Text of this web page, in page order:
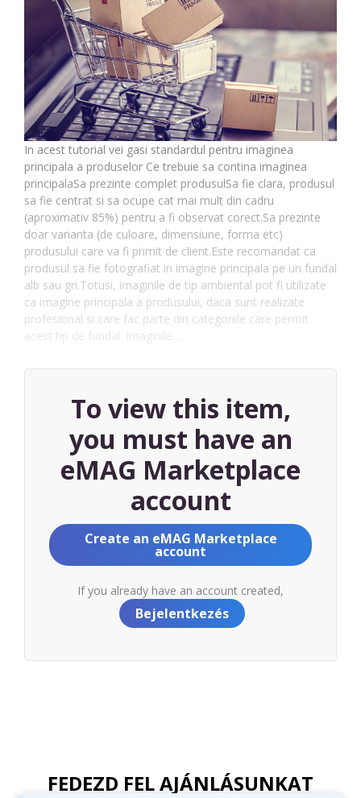
In acest tutorial vei gasi standardul pentru imaginea
principala a produselor Ce trebuie sa contina imaginea
principalaSa prezinte complet produsulSa fie clara, produsul
sa fie centrat si sa ocupe cat mai mult din cadru
(aproximativ 85%) pentru a fi observat corect.Sa prezinte
doar varianta (de culoare, dimensiune, forma etc)
produsului care va fi primit de client.Este recomandat ca
produsul sa fie fotografiat in imagine principala pe un fundal
alb sau gri.Totusi, imaginile de tip ambiental pot fi utilizate
ca imagine principala a produsului, daca sunt realizate
profesional si care fac parte din categoriile care permit
acest tip de fundal. Imaginile…
To view this item,
you must have an
eMAG Marketplace
account
Create an eMAG Marketplace
account
If you already have an account created,
Bejelentkezés
FEDEZD FEL AJÁNLÁSUNKAT